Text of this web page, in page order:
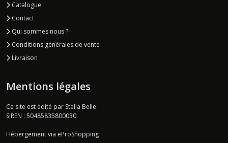
Catalogue
Contact
Qui sommes nous ?
Conditions générales de vente
Livraison
Mentions légales
Ce site est édité par Stella Belle.
SIREN : 50485835800030
Hébergement via eProShopping